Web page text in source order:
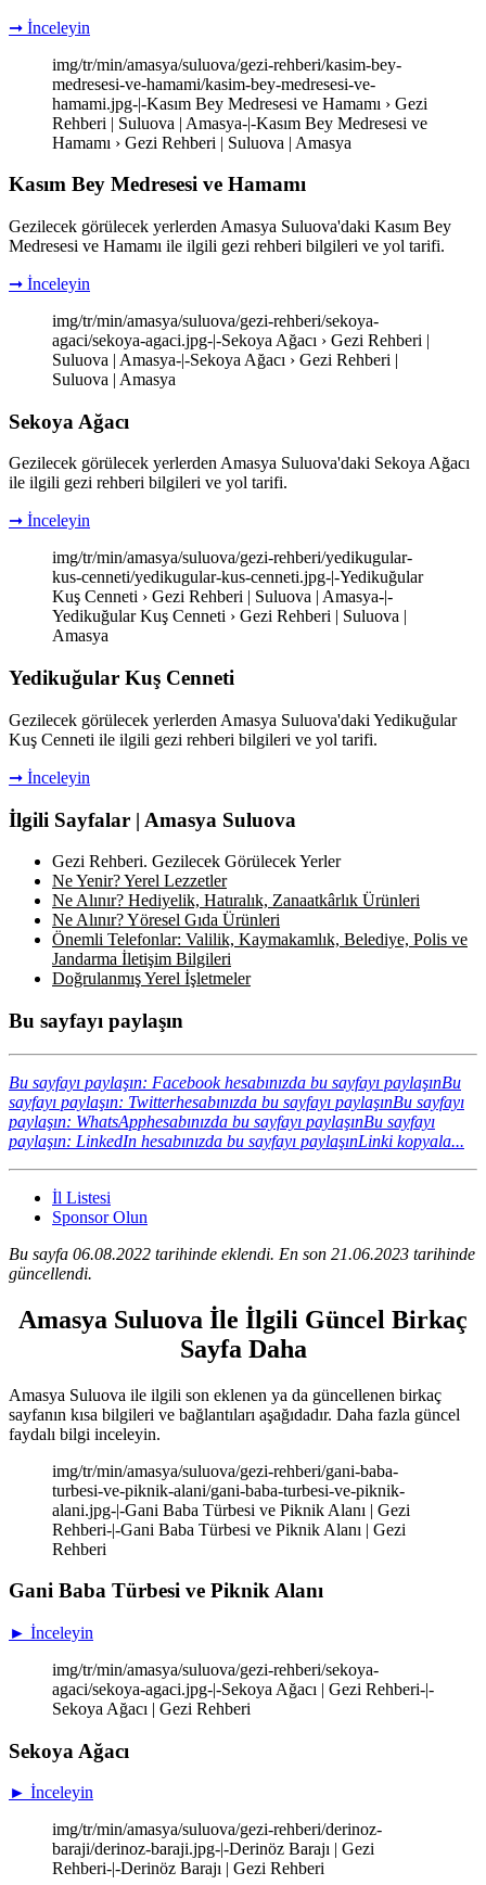
➞ İnceleyin
img/tr/min/amasya/suluova/gezi-rehberi/kasim-bey-
medresesi-ve-hamami/kasim-bey-medresesi-ve-
hamami.jpg-|-Kasım Bey Medresesi ve Hamamı › Gezi
Rehberi | Suluova | Amasya-|-Kasım Bey Medresesi ve
Hamamı › Gezi Rehberi | Suluova | Amasya
Kasım Bey Medresesi ve Hamamı
Gezilecek görülecek yerlerden Amasya Suluova'daki Kasım Bey
Medresesi ve Hamamı ile ilgili gezi rehberi bilgileri ve yol tarifi.
➞ İnceleyin
img/tr/min/amasya/suluova/gezi-rehberi/sekoya-
agaci/sekoya-agaci.jpg-|-Sekoya Ağacı › Gezi Rehberi |
Suluova | Amasya-|-Sekoya Ağacı › Gezi Rehberi |
Suluova | Amasya
Sekoya Ağacı
Gezilecek görülecek yerlerden Amasya Suluova'daki Sekoya Ağacı
ile ilgili gezi rehberi bilgileri ve yol tarifi.
➞ İnceleyin
img/tr/min/amasya/suluova/gezi-rehberi/yedikugular-
kus-cenneti/yedikugular-kus-cenneti.jpg-|-Yedikuğular
Kuş Cenneti › Gezi Rehberi | Suluova | Amasya-|-
Yedikuğular Kuş Cenneti › Gezi Rehberi | Suluova |
Amasya
Yedikuğular Kuş Cenneti
Gezilecek görülecek yerlerden Amasya Suluova'daki Yedikuğular
Kuş Cenneti ile ilgili gezi rehberi bilgileri ve yol tarifi.
➞ İnceleyin
İlgili Sayfalar | Amasya Suluova
Gezi Rehberi. Gezilecek Görülecek Yerler
Ne Yenir? Yerel Lezzetler
Ne Alınır? Hediyelik, Hatıralık, Zanaatkârlık Ürünleri
Ne Alınır? Yöresel Gıda Ürünleri
Önemli Telefonlar: Valilik, Kaymakamlık, Belediye, Polis ve
Jandarma İletişim Bilgileri
Doğrulanmış Yerel İşletmeler
Bu sayfayı paylaşın
Bu sayfayı paylaşın: Facebook hesabınızda bu sayfayı paylaşınBu
sayfayı paylaşın: Twitterhesabınızda bu sayfayı paylaşınBu sayfayı
paylaşın: WhatsApphesabınızda bu sayfayı paylaşınBu sayfayı
paylaşın: LinkedIn hesabınızda bu sayfayı paylaşınLinki kopyala...
İl Listesi
Sponsor Olun
Bu sayfa 06.08.2022 tarihinde eklendi. En son 21.06.2023 tarihinde
güncellendi.
Amasya Suluova İle İlgili Güncel Birkaç
Sayfa Daha
Amasya Suluova ile ilgili son eklenen ya da güncellenen birkaç
sayfanın kısa bilgileri ve bağlantıları aşağıdadır. Daha fazla güncel
faydalı bilgi inceleyin.
img/tr/min/amasya/suluova/gezi-rehberi/gani-baba-
turbesi-ve-piknik-alani/gani-baba-turbesi-ve-piknik-
alani.jpg-|-Gani Baba Türbesi ve Piknik Alanı | Gezi
Rehberi-|-Gani Baba Türbesi ve Piknik Alanı | Gezi
Rehberi
Gani Baba Türbesi ve Piknik Alanı
► İnceleyin
img/tr/min/amasya/suluova/gezi-rehberi/sekoya-
agaci/sekoya-agaci.jpg-|-Sekoya Ağacı | Gezi Rehberi-|-
Sekoya Ağacı | Gezi Rehberi
Sekoya Ağacı
► İnceleyin
img/tr/min/amasya/suluova/gezi-rehberi/derinoz-
baraji/derinoz-baraji.jpg-|-Derinöz Barajı | Gezi
Rehberi-|-Derinöz Barajı | Gezi Rehberi